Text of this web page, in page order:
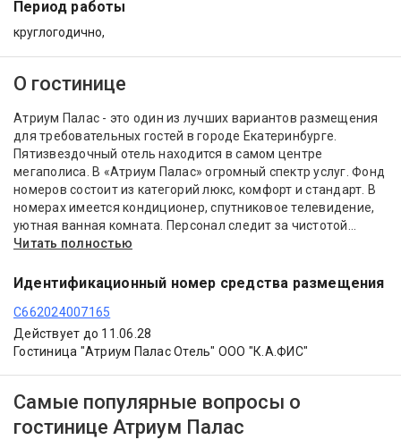
Период работы
круглогодично,
О гостинице
Атриум Палас - это один из лучших вариантов размещения
для требовательных гостей в городе Екатеринбурге.
Пятизвездочный отель находится в самом центре
мегаполиса. В «Атриум Палас» огромный спектр услуг. Фонд
номеров состоит из категорий люкс, комфорт и стандарт. В
номерах имеется кондиционер, спутниковое телевидение,
уютная ванная комната. Персонал следит за чистотой...
Читать полностью
Идентификационный номер средства размещения
С662024007165
Действует до 11.06.28
Гостиница "Атриум Палас Отель" ООО "К.А.ФИС"
Самые популярные вопросы о
гостинице Атриум Палас